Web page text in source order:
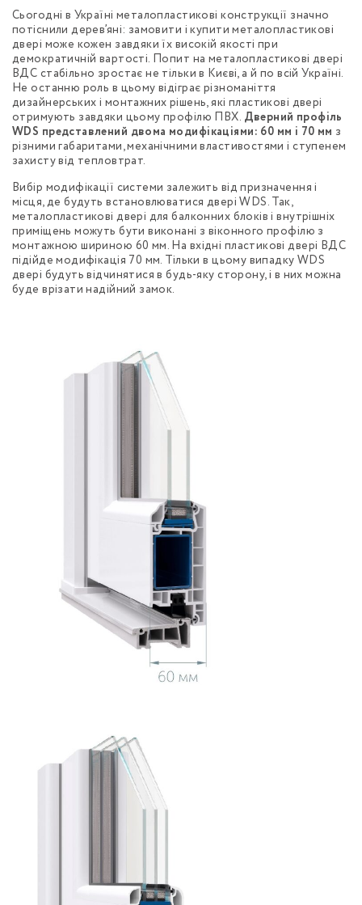
Сьогодні в Україні металопластикові конструкції значно
потіснили дерев’яні: замовити і купити металопластикові
двері може кожен завдяки їх високій якості при
демократичній вартості. Попит на металопластикові двері
ВДС стабільно зростає не тільки в Києві, а й по всій Україні.
Не останню роль в цьому відіграє різноманіття
дизайнерських і монтажних рішень, які пластикові двері
отримують завдяки цьому профілю ПВХ. Дверний профіль
WDS представлений двома модифікаціями: 60 мм і 70 мм з
різними габаритами, механічними властивостями і ступенем
захисту від тепловтрат.
Вибір модифікації системи залежить від призначення і
місця, де будуть встановлюватися двері WDS. Так,
металопластикові двері для балконних блоків і внутрішніх
приміщень можуть бути виконані з віконного профілю з
монтажною шириною 60 мм. На вхідні пластикові двері ВДС
підійде модифікація 70 мм. Тільки в цьому випадку WDS
двері будуть відчинятися в будь-яку сторону, і в них можна
буде врізати надійний замок.